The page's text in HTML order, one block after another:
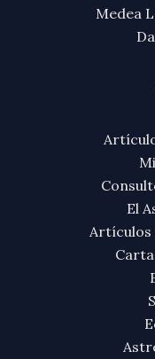
Medea
El
Artículos